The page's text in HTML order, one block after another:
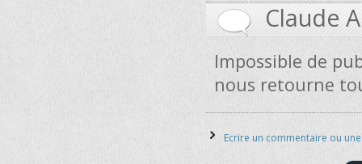
Claude
Impossible de
nous retourne
Ecrire un commentaire ou